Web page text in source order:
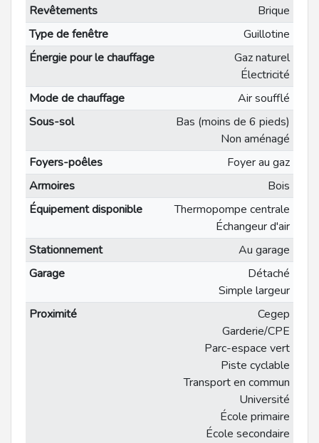
Revêtements
Brique
Type de fenêtre
Guillotine
Énergie pour le chauffage
Gaz naturel
Électricité
Mode de chauffage
Air soufflé
Sous-sol
Bas (moins de 6 pieds)
Non aménagé
Foyers-poêles
Foyer au gaz
Armoires
Bois
Équipement disponible
Thermopompe centrale
Échangeur d'air
Stationnement
Au garage
Garage
Détaché
Simple largeur
Proximité
Cegep
Garderie/CPE
Parc-espace vert
Piste cyclable
Transport en commun
Université
École primaire
École secondaire